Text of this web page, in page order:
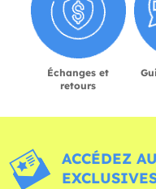
Échanges et
retours
ACCÉDEZ